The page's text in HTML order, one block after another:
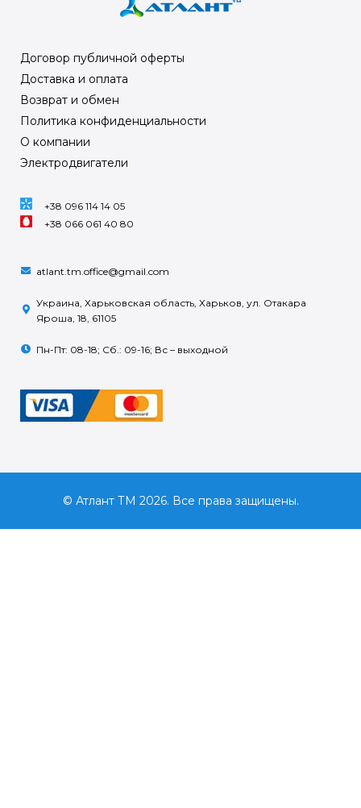
Договор публичной оферты
Доставка и оплата
Возврат и обмен
Политика конфиденциальности
О компании
Электродвигатели
+38 096 114 14 05
+38 066 061 40 80
atlant.tm.office@gmail.com
Украина, Харьковская область, Харьков, ул. Отакара
Яроша, 18, 61105
Пн-Пт: 08-18; Сб.: 09-16; Вс – выходной
© Атлант ТМ 2026. Все права защищены.